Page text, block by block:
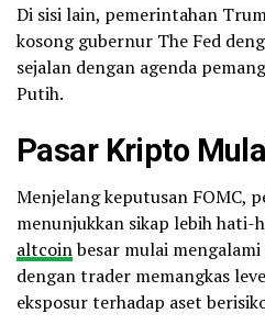
Di sisi lain, pemerintahan
kosong gubernur The Fed
sejalan dengan agenda
Putih.
Pasar Kripto
Menjelang keputusan FOMC,
menunjukkan sikap lebih hati-
altcoinbesar mulai
dengan trader memangkas
eksposur terhadap aset